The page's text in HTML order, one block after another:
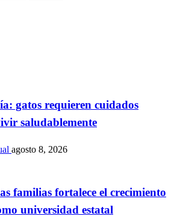
gatos requieren cuidados
saludablemente
agosto 8, 2026
familias fortalece el crecimiento
universidad estatal